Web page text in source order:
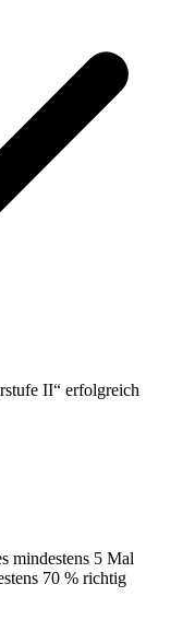
II“ erfolgreich
mindestens 5 Mal
70 % richtig